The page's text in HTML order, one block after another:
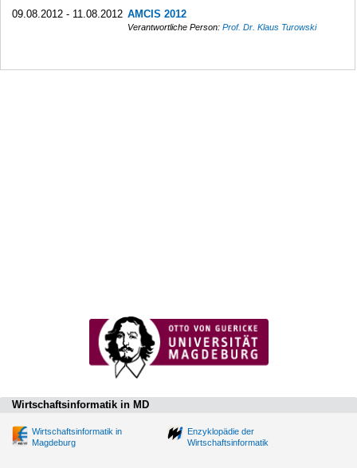
09.08.2012 - 11.08.2012 AMCIS 2012
Verantwortliche Person:Prof. Dr. Klaus Turowski
Wirtschaftsinformatik in MD
Wirtschaftsinformatik in
Magdeburg
Enzyklopädie der
Wirtschaftsinformatik